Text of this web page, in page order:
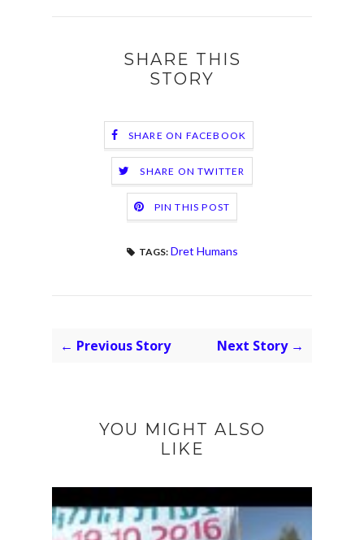
SHARE THIS
STORY
SHARE ON FACEBOOK
SHARE ON TWITTER
PIN THIS POST
TAGS: Dret Humans
← Previous Story Next Story →
YOU MIGHT ALSO
LIKE